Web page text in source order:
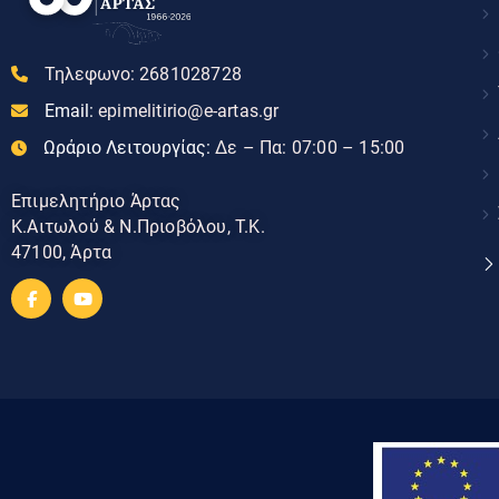
Τηλεφωνο: 2681028728
Email: epimelitirio@e-artas.gr
Ωράριο Λειτουργίας: Δε – Πα: 07:00 – 15:00
Επιμελητήριο Άρτας
Κ.Αιτωλού & Ν.Πριοβόλου, Τ.Κ.
47100, Άρτα